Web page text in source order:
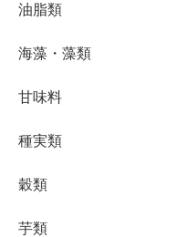
油脂類
海藻・藻類
甘味料
種実類
穀類
芋類